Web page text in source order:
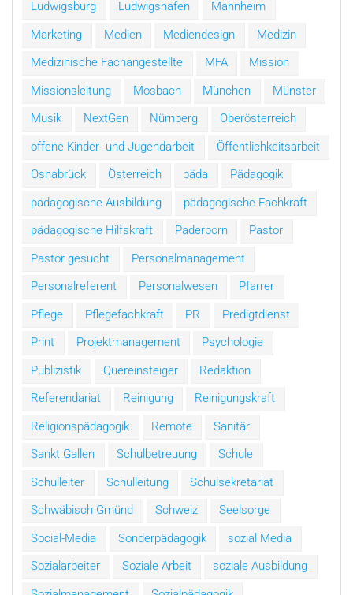
Ludwigsburg Ludwigshafen
Mannheim
Marketing
Medien Mediendesign
Medizin
Medizinische Fachangestellte
MFA
Mission
Missionsleitung
Mosbach München
Münster
Musik
NextGen Nürnberg
Oberösterreich
offene Kinder- und Jugendarbeit
Öffentlichkeitsarbeit
Osnabrück
Österreich päda
Pädagogik
pädagogische Ausbildung
pädagogische Fachkraft
pädagogische Hilfskraft
Paderborn
Pastor
Pastor gesucht
Personalmanagement
Personalreferent
Personalwesen
Pfarrer
Pflege
Pflegefachkraft PR
Predigtdienst
Print
Projektmanagement
Psychologie
Publizistik
Quereinsteiger
Redaktion
Referendariat
Reinigung
Reinigungskraft
Religionspädagogik
Remote
Sanitär
Sankt Gallen
Schulbetreuung
Schule
Schulleiter
Schulleitung
Schulsekretariat
Schwäbisch Gmünd
Schweiz
Seelsorge
Social-Media
Sonderpädagogik
sozial Media
Sozialarbeiter
Soziale Arbeit
soziale Ausbildung